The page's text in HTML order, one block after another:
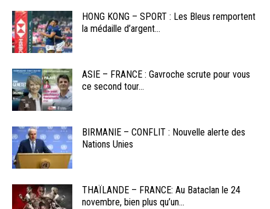
HONG KONG – SPORT : Les Bleus remportent
la médaille d’argent...
ASIE – FRANCE : Gavroche scrute pour vous
ce second tour...
BIRMANIE – CONFLIT : Nouvelle alerte des
Nations Unies
THAÏLANDE – FRANCE: Au Bataclan le 24
novembre, bien plus qu’un...